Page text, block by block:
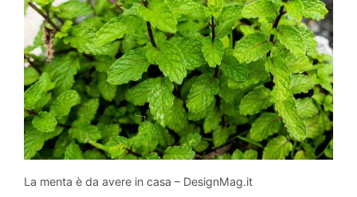
La menta è da avere in casa – DesignMag.it